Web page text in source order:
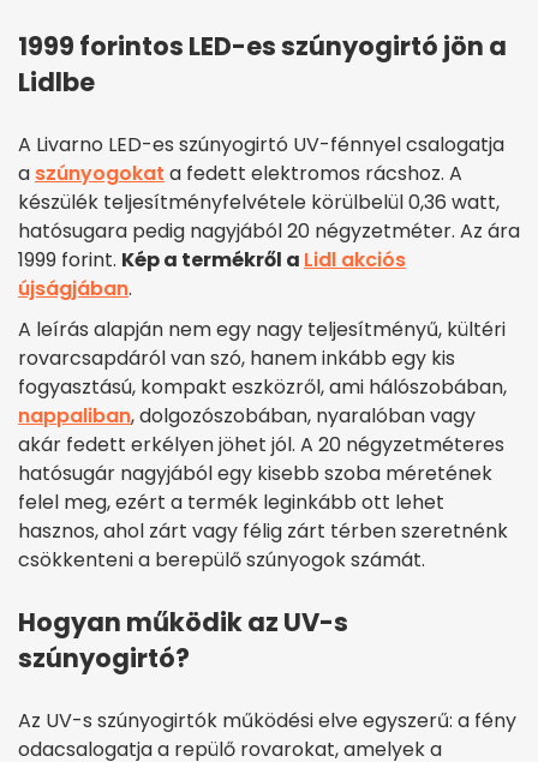
1999 forintos LED-es szúnyogirtó jön a
Lidlbe
A Livarno LED-es szúnyogirtó UV-fénnyel csalogatja
a szúnyogokat a fedett elektromos rácshoz. A
készülék teljesítményfelvétele körülbelül 0,36 watt,
hatósugara pedig nagyjából 20 négyzetméter. Az ára
1999 forint. Kép a termékről a Lidl akciós
újságjában.
A leírás alapján nem egy nagy teljesítményű, kültéri
rovarcsapdáról van szó, hanem inkább egy kis
fogyasztású, kompakt eszközről, ami hálószobában,
nappaliban, dolgozószobában, nyaralóban vagy
akár fedett erkélyen jöhet jól. A 20 négyzetméteres
hatósugár nagyjából egy kisebb szoba méretének
felel meg, ezért a termék leginkább ott lehet
hasznos, ahol zárt vagy félig zárt térben szeretnénk
csökkenteni a berepülő szúnyogok számát.
Hogyan működik az UV-s
szúnyogirtó?
Az UV-s szúnyogirtók működési elve egyszerű: a fény
odacsalogatja a repülő rovarokat, amelyek a